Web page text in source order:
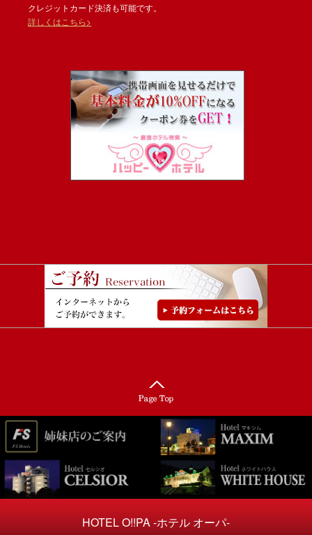
クレジットカード決済も可能です。
詳しくはこちら>
HOTEL O!!PA -ホテル オーパ-